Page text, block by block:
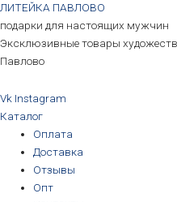
ЛИТЕЙКА ПАВЛОВО
подарки для настоящих мужчин
Эксклюзивные товары
Павлово
Vk Instagram
Каталог
Оплата
Доставка
Отзывы
Опт